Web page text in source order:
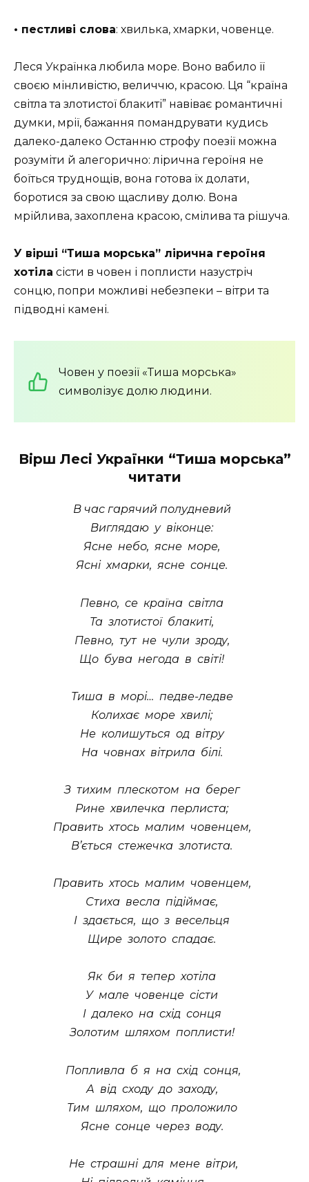
• пестливі слова: хвилька, хмарки, човенце.
Леся Українка любила море. Воно вабило її
своєю мінливістю, величчю, красою. Ця “країна
світла та злотистої блакиті” навіває романтичні
думки, мрії, бажання помандрувати кудись
далеко-далеко Останню строфу поезії можна
розуміти й алегорично: лірична героїня не
боїться труднощів, вона готова їх долати,
боротися за свою щасливу долю. Вона
мрійлива, захоплена красою, смілива та рішуча.
У вірші “Тиша морська” лірична героїня
хотіла сісти в човен і поплисти назустріч
сонцю, попри можливі небезпеки – вітри та
підводні камені.
Човен у поезії «Тиша морська»
символізує долю людини.
Вірш Лесі Українки “Тиша морська”
читати
В час гарячий полудневий
Виглядаю у вiконце:
Ясне небо, ясне море,
Яснi хмарки, ясне сонце.
Певно, се країна свiтла
Та злотистої блакитi,
Певно, тут не чули зроду,
Що бува негода в свiтi!
Тиша в морi… педве-ледве
Колихає море хвилi;
Не колишуться од вiтру
На човнах вiтрила бiлi.
З тихим плескотом на берег
Рине хвилечка перлиста;
Править хтось малим човенцем,
В’ється стежечка злотиста.
Править хтось малим човенцем,
Стиха весла пiдiймає,
I здається, що з весельця
Щире золото спадає.
Як би я тепер хотiла
У мале човенце сiсти
I далеко на схiд сонця
Золотим шляхом поплисти!
Попливла б я на схiд сонця,
А вiд сходу до заходу,
Тим шляхом, що проложило
Ясне сонце через воду.
Не страшнi для мене вiтри,